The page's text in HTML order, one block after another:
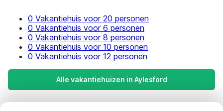
0 Vakantiehuis voor 20 personen
0 Vakantiehuis voor 6 personen
0 Vakantiehuis voor 8 personen
0 Vakantiehuis voor 10 personen
0 Vakantiehuis voor 12 personen
Alle vakantiehuizen in Aylesford